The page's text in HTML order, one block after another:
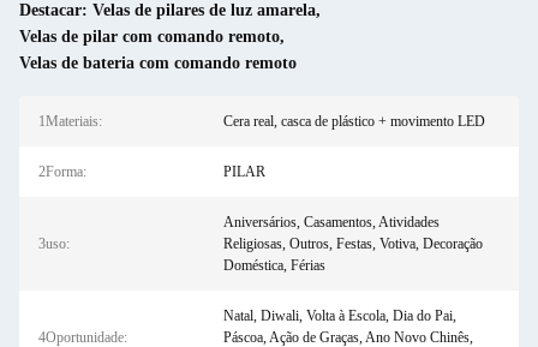
Destacar: Velas de pilares de luz amarela,
Velas de pilar com comando remoto,
Velas de bateria com comando remoto
1Materiais: Cera real, casca de plástico + movimento LED
2Forma: PILAR
3uso:
Aniversários, Casamentos, Atividades
Religiosas, Outros, Festas, Votiva, Decoração
Doméstica, Férias
4Oportunidade:
Natal, Diwali, Volta à Escola, Dia do Pai,
Páscoa, Ação de Graças, Ano Novo Chinês,